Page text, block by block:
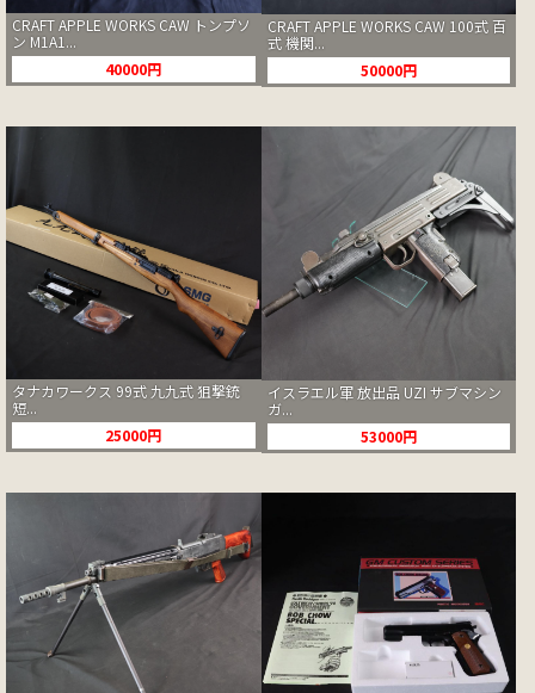
CRAFT APPLE WORKS CAW トンプソ
ン M1A1...
40000円
CRAFT APPLE WORKS CAW 100式 百
式 機関...
50000円
タナカワークス 99式 九九式 狙撃銃
短...
25000円
イスラエル軍 放出品 UZI サブマシン
ガ...
53000円